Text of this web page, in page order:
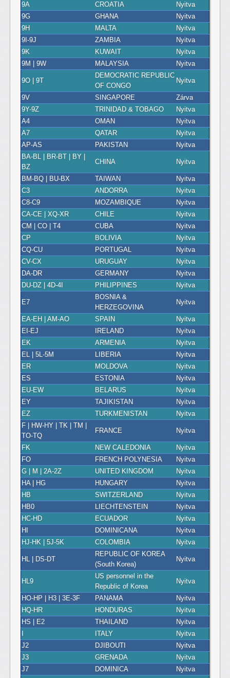
9A
CROATIA
Nyitva
9G
GHANA
Nyitva
9H
MALTA
Nyitva
9I-9J
ZAMBIA
Nyitva
9K
KUWAIT
Nyitva
9M | 9W
MALAYSIA Nyitva
9O | 9T
DEMOCRATIC REPUBLIC
OF CONGO
Nyitva
9V SINGAPORE
Zárva
9Y-9Z
TRINIDAD & TOBAGO
Nyitva
A4
OMAN
Nyitva
A7
QATAR
Nyitva
AP-AS
PAKISTAN
Nyitva
BA-BL | BR-BT | BY |
BZ
CHINA Nyitva
BM-BQ | BU-BX TAIWAN
Nyitva
C3
ANDORRA
Nyitva
C8-C9
MOZAMBIQUE
Nyitva
CA-CE | XQ-XR
CHILE
Nyitva
CM | CO | T4
CUBA
Nyitva
CP
BOLIVIA
Nyitva
CQ-CU
PORTUGAL
Nyitva
CV-CX
URUGUAY
Nyitva
DA-DR
GERMANY
Nyitva
DU-DZ | 4D-4I
PHILIPPINES Nyitva
E7
BOSNIA &
HERZEGOVINA
Nyitva
EA-EH | AM-AO SPAIN
Nyitva
EI-EJ
IRELAND
Nyitva
EK
ARMENIA
Nyitva
EL | 5L-5M
LIBERIA
Nyitva
ER
MOLDOVA
Nyitva
ES
ESTONIA
Nyitva
EU-EW
BELARUS
Nyitva
EY
TAJIKISTAN
Nyitva
EZ
TURKMENISTAN
Nyitva
F | HW-HY | TK | TM |
TO-TQ
FRANCE Nyitva
FK NEW CALEDONIA
Nyitva
FO
FRENCH POLYNESIA
Nyitva
G | M | 2A-2Z
UNITED KINGDOM
Nyitva
HA | HG
HUNGARY
Nyitva
HB
SWITZERLAND
Nyitva
HB0
LIECHTENSTEIN
Nyitva
HC-HD
ECUADOR
Nyitva
HI
DOMINICANA
Nyitva
HJ-HK | 5J-5K
COLOMBIA Nyitva
HL | DS-DT
REPUBLIC OF KOREA
(South Korea)
Nyitva
HL9
US personnel in the
Republic of Korea
Nyitva
HO-HP | H3 | 3E-3F PANAMA
Nyitva
HQ-HR
HONDURAS
Nyitva
HS | E2
THAILAND
Nyitva
ITALY
Nyitva
J2
DJIBOUTI
Nyitva
J3
GRENADA
Nyitva
J7
DOMINICA
Nyitva